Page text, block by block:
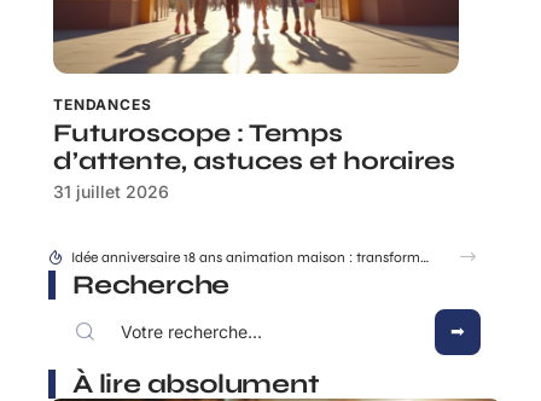
TENDANCES
Futuroscope : Temps
d’attente, astuces et horaires
31 juillet 2026
Comment une dénonciation CAF mère isolée est traitée étape par étape ?
Recherche
À lire absolument